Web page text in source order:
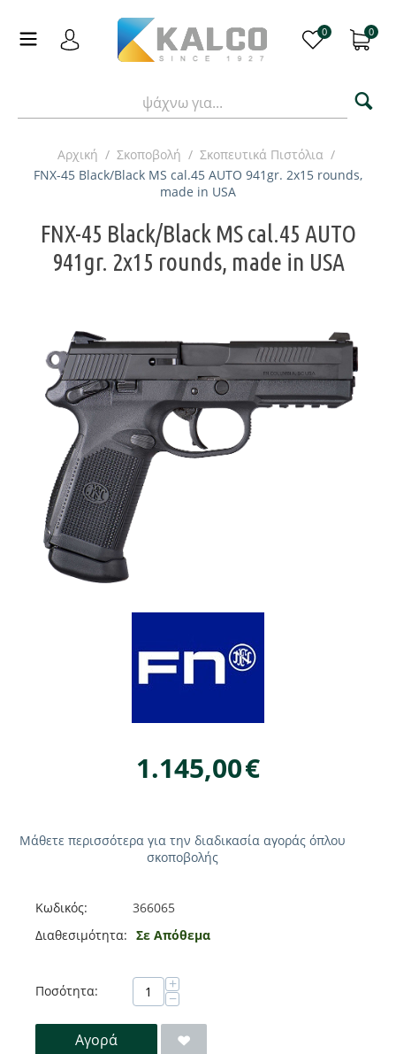
0 0
Αρχική / Σκοποβολή / Σκοπευτικά Πιστόλια /
FNX-45 Black/Black MS cal.45 AUTO 941gr. 2x15 rounds,
made in USA
FNX-45 Black/Black MS cal.45 AUTO
941gr. 2x15 rounds, made in USA
1.145,00€
Μάθετε περισσότερα για την διαδικασία αγοράς όπλου
σκοποβολής
Κωδικός:
366065
Διαθεσιμότητα: Σε Απόθεμα
Ποσότητα: +
−
Αγορά